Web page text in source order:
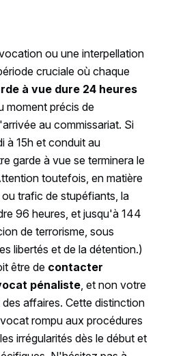
ou une interpellation
cruciale où chaque
à vue dure 24 heures
moment précis de
au commissariat. Si
à 15h et conduit au
garde à vue se terminera le
toutefois, en matière
trafic de stupéfiants, la
96 heures, et jusqu'à 144
de terrorisme, sous
libertés et de la détention.)
être de contacter
pénaliste, et non votre
affaires. Cette distinction
rompu aux procédures
irrégularités dès le début et